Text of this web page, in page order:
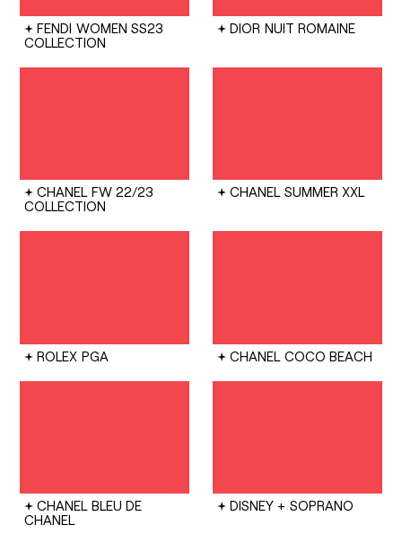
FENDI WOMEN SS23
COLLECTION
DIOR NUIT ROMAINE
CHANEL FW 22/23
COLLECTION
CHANEL SUMMER XXL
ROLEX PGA CHANEL COCO BEACH
CHANEL BLEU DE
CHANEL
DISNEY + SOPRANO